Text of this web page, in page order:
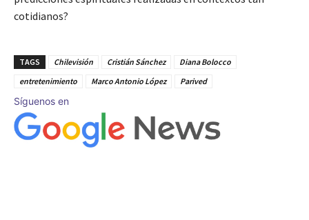
cotidianos?
TAGS Chilevisión Cristián Sánchez
Diana Bolocco
entretenimiento
Marco Antonio López Parived
Síguenos en